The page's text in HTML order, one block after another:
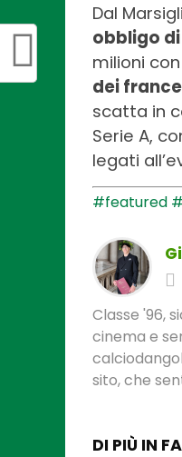
Dal
obbligo
milioni
dei
scatta in
Serie A,
legati
#featured
Classe '96,
cinema e
sito, che
DI PIÙ IN